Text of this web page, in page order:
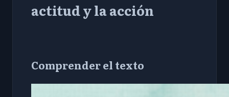
actitud y la acción
Comprender el texto